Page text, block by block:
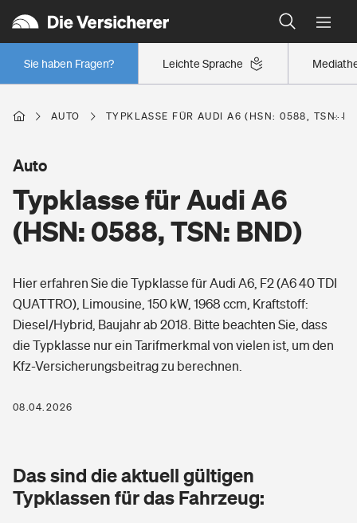
Leichte Sprache
Sie haben Fragen?
Wer versichert was: Jetzt Versicherer finden
Regionalklassen: So ist Ihre Region eingestuft
Wer versichert was: Jetzt Versicherer finden
Berufsunfähigkeitsversicherung
Erwerbsunfähigkeitsversicherung
Grundfähigkeitsversicherung
Arbeitsrechtsschutz
Berufshaftpflichtversicherung
Zur Übersicht
Tools
Wohnen
Elementarversicherung
Glasversicherung
Freizeit
Pri­vate Haft­pflicht­
Kinderunfall­ver­si­che­rung
Gesundheit
Private Krankenversicherung
Dread-Disease-Versicherung
AUTO TYPKLASSE FÜR AUDI A6 (HSN: 0588, TSN:
Typklasse für Audi A6
(HSN: 0588, TSN: BND)
Auto
Hier erfahren Sie die Typklasse für Audi A6, F2 (A6 40 TDI
QUATTRO), Limousine, 150 kW, 1968 ccm, Kraftstoff:
Diesel/Hybrid, Baujahr ab 2018. Bitte beachten Sie, dass
die Typklasse nur ein Tarifmerkmal von vielen ist, um den
Kfz-Versicherungsbeitrag zu berechnen.
08.04.2026
Das sind die aktuell gültigen
Typklassen für das Fahrzeug: